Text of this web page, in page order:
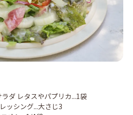
ダ レタスやパプリカ...1袋
ッシング...大さじ3